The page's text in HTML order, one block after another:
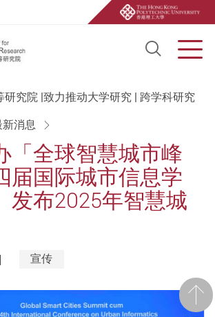
Open
研究院 |致力推动大学研究 | 跨学科研究
新消息
「全球智慧城市峰
届国际城市信息学
布2025年智慧城
宣传
前